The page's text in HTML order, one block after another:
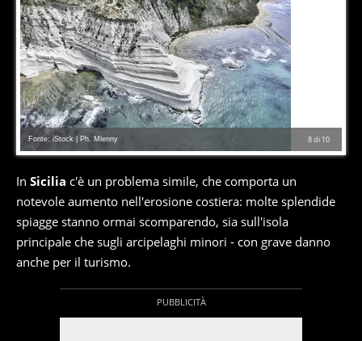
8di 10
Fonte: iStock | Ph. Mlenny
In Sicilia c'è un problema simile, che comporta un
notevole aumento nell'erosione costiera: molte splendide
spiagge stanno ormai scomparendo, sia sull'isola
principale che sugli arcipelaghi minori - con grave danno
anche per il turismo.